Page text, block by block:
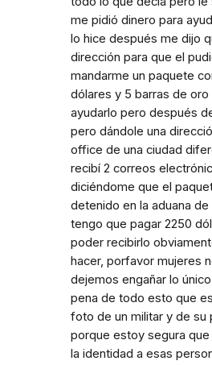
me pidió dinero para
lo hice después me dijo
dirección para que el
mandarme un paquete
dólares y 5 barras de oro
ayudarlo pero después
pero dándole una
office de una ciudad
recibí 2 correos
diciéndome que el
detenido en la aduana de
tengo que pagar 2250
poder recibirlo
hacer, porfavor mujeres
dejemos engañar lo
pena de todo esto que
foto de un militar y de su
porque estoy segura que
la identidad a esas